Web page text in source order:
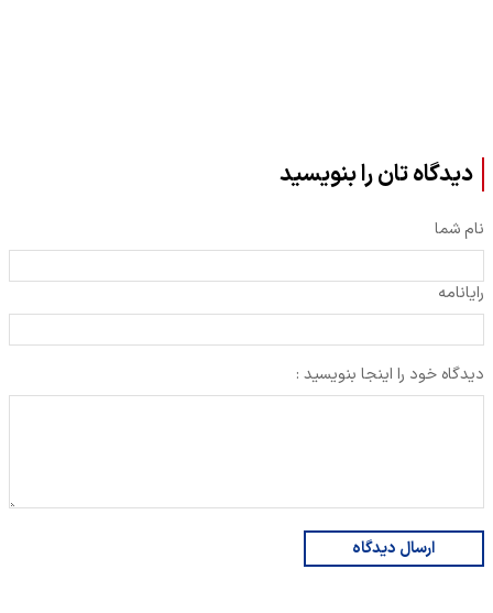
دیدگاه تان را بنویسید
نام شما
رایانامه
دیدگاه خود را اینجا بنویسید :
ارسال دیدگاه